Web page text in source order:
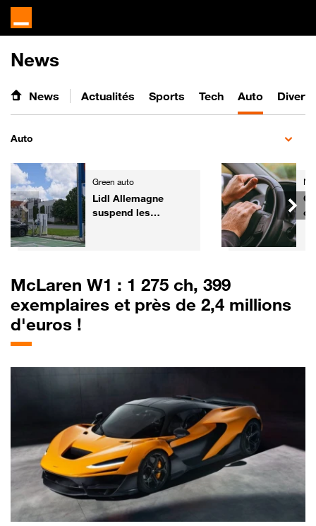
News
News Actualités Sports Tech Auto
Auto
Green auto
Lidl Allemagne
suspend les
McLaren W1 : 1 275 ch, 399
exemplaires et près de 2,4 millions
d'euros !